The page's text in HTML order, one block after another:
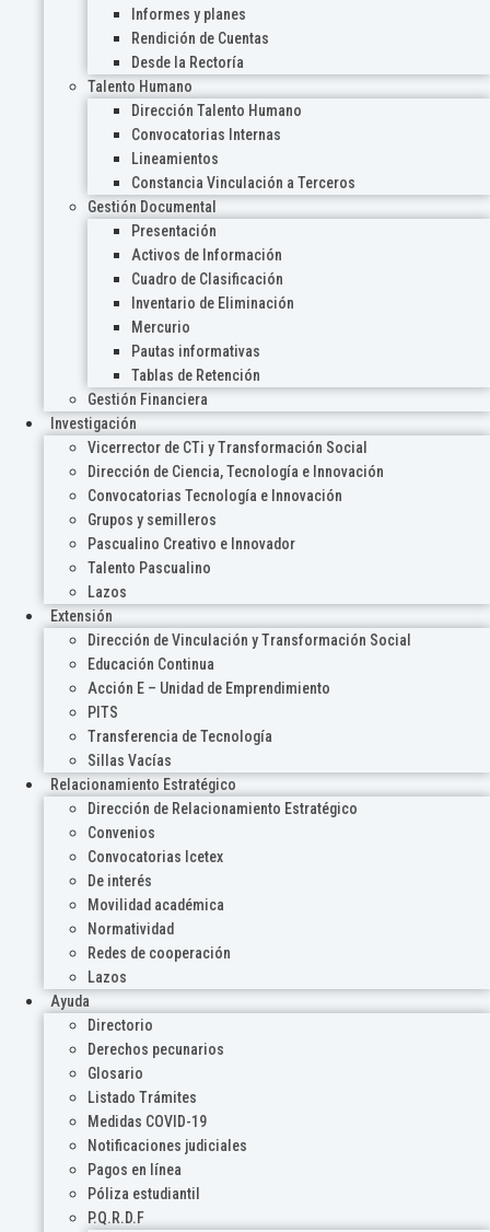
Informes y planes
Rendición de Cuentas
Desde la Rectoría
Talento Humano
Dirección Talento Humano
Convocatorias Internas
Lineamientos
Constancia Vinculación a Terceros
Gestión Documental
Presentación
Activos de Información
Cuadro de Clasificación
Inventario de Eliminación
Mercurio
Pautas informativas
Tablas de Retención
Gestión Financiera
Investigación
Vicerrector de CTi y Transformación Social
Dirección de Ciencia, Tecnología e Innovación
Convocatorias Tecnología e Innovación
Grupos y semilleros
Pascualino Creativo e Innovador
Talento Pascualino
Lazos
Extensión
Dirección de Vinculación y Transformación Social
Educación Continua
Acción E – Unidad de Emprendimiento
PITS
Transferencia de Tecnología
Sillas Vacías
Relacionamiento Estratégico
Dirección de Relacionamiento Estratégico
Convenios
Convocatorias Icetex
De interés
Movilidad académica
Normatividad
Redes de cooperación
Lazos
Ayuda
Directorio
Derechos pecunarios
Glosario
Listado Trámites
Medidas COVID-19
Notificaciones judiciales
Pagos en línea
Póliza estudiantil
P.Q.R.D.F